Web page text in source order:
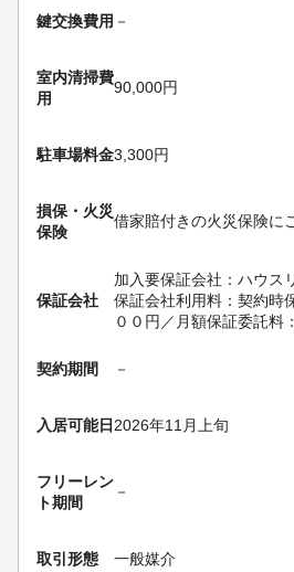
鍵交換費用 －
室内清掃費
用
90,000円
駐車場料金3,300円
損保・ 火災
保険
借家賠付きの火災保険に
保証会社
加入要保証会社：ハウス
保証会社利用料：契約時
００円／月額保証委託料
契約期間 －
入居可能日 2026年11月上旬
フリーレン
ト期間
－
取引形態 一般媒介